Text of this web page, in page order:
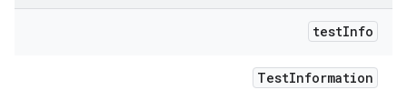
testInfo
TestInformation